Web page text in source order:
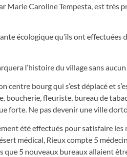
Marie Caroline Tempesta, est très
écologique qu’ils ont effectuées
l’histoire du village sans
centre bourg qui s’est déplacé et
boucherie, fleuriste, bureau de
forte. Ne pas devenir une ville
été effectués pour satisfaire les
médical, Rieux compte 5
que 5 nouveaux bureaux allaient